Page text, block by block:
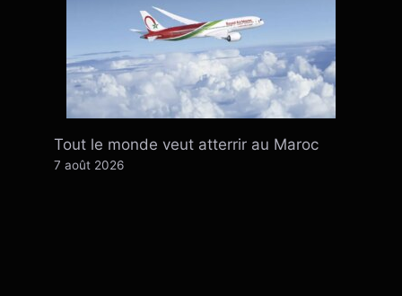
Tout le monde veut atterrir au Maroc
7 août 2026